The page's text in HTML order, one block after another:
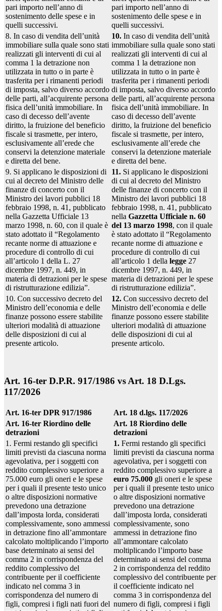
pari importo nell’anno di
sostenimento delle spese e in
quelli successivi.
pari importo nell’anno di
sostenimento delle spese e in
quelli successivi.
8. In caso di vendita dell’unità
immobiliare sulla quale sono stati
realizzati gli interventi di cui al
comma 1 la detrazione non
utilizzata in tutto o in parte è
trasferita per i rimanenti periodi
di imposta, salvo diverso accordo
delle parti, all’acquirente persona
fisica dell’unità immobiliare. In
caso di decesso dell’avente
diritto, la fruizione del beneficio
fiscale si trasmette, per intero,
esclusivamente all’erede che
conservi la detenzione materiale
e diretta del bene.
10. In caso di vendita dell’unità
immobiliare sulla quale sono stati
realizzati gli interventi di cui al
comma 1 la detrazione non
utilizzata in tutto o in parte è
trasferita per i rimanenti periodi
di imposta, salvo diverso accordo
delle parti, all’acquirente persona
fisica dell’unità immobiliare. In
caso di decesso dell’avente
diritto, la fruizione del beneficio
fiscale si trasmette, per intero,
esclusivamente all’erede che
conservi la detenzione materiale
e diretta del bene.
9. Si applicano le disposizioni di
cui al decreto del Ministro delle
finanze di concerto con il
Ministro dei lavori pubblici 18
febbraio 1998, n. 41, pubblicato
nella Gazzetta Ufficiale 13
marzo 1998, n. 60, con il quale è
stato adottato il “Regolamento
recante norme di attuazione e
procedure di controllo di cui
all’articolo 1 della L. 27
dicembre 1997, n. 449, in
materia di detrazioni per le spese
di ristrutturazione edilizia”.
11. Si applicano le disposizioni
di cui al decreto del Ministro
delle finanze di concerto con il
Ministro dei lavori pubblici 18
febbraio 1998, n. 41, pubblicato
nella Gazzetta Ufficiale n. 60
del 13 marzo 1998, con il quale
è stato adottato il “Regolamento
recante norme di attuazione e
procedure di controllo di cui
all’articolo 1 della legge 27
dicembre 1997, n. 449, in
materia di detrazioni per le spese
di ristrutturazione edilizia”.
10. Con successivo decreto del
Ministro dell’economia e delle
finanze possono essere stabilite
ulteriori modalità di attuazione
delle disposizioni di cui al
presente articolo.
12. Con successivo decreto del
Ministro dell’economia e delle
finanze possono essere stabilite
ulteriori modalità di attuazione
delle disposizioni di cui al
presente articolo.
Art. 16-ter D.P.R. 917/1986 vs Art. 18 D.Lgs.
117/2026
Art. 16-ter DPR 917/1986
Art. 18 d.lgs. 117/2026
Art. 16-ter Riordino delle
detrazioni
Art. 18 Riordino delle
detrazioni
1. Fermi restando gli specifici
limiti previsti da ciascuna norma
agevolativa, per i soggetti con
reddito complessivo superiore a
75.000 euro gli oneri e le spese
per i quali il presente testo unico
o altre disposizioni normative
prevedono una detrazione
dall’imposta lorda, considerati
complessivamente, sono ammessi
in detrazione fino all’ammontare
calcolato moltiplicando l’importo
base determinato ai sensi del
comma 2 in corrispondenza del
reddito complessivo del
contribuente per il coefficiente
indicato nel comma 3 in
corrispondenza del numero di
figli, compresi i figli nati fuori del
1. Fermi restando gli specifici
limiti previsti da ciascuna norma
agevolativa, per i soggetti con
reddito complessivo superiore a
euro 75.000 gli oneri e le spese
per i quali il presente testo unico
o altre disposizioni normative
prevedono una detrazione
dall’imposta lorda, considerati
complessivamente, sono
ammessi in detrazione fino
all’ammontare calcolato
moltiplicando l’importo base
determinato ai sensi del comma
2 in corrispondenza del reddito
complessivo del contribuente per
il coefficiente indicato nel
comma 3 in corrispondenza del
numero di figli, compresi i figli